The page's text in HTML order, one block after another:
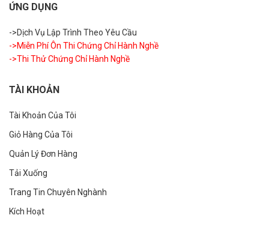
ỨNG DỤNG
->Dịch Vụ Lập Trình Theo Yêu Cầu
->Miễn Phí Ôn Thi Chứng Chỉ Hành Nghề
->Thi Thử Chứng Chỉ Hành Nghề
TÀI KHOẢN
Tài Khoản Của Tôi
Giỏ Hàng Của Tôi
Quản Lý Đơn Hàng
Tải Xuống
Trang Tin Chuyên Nghành
Kích Hoạt